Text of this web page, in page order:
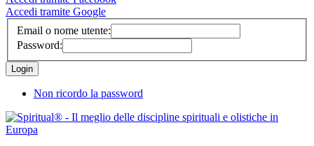
Accedi tramite Google
Email o nome utente:
Password:
Non ricordo la password